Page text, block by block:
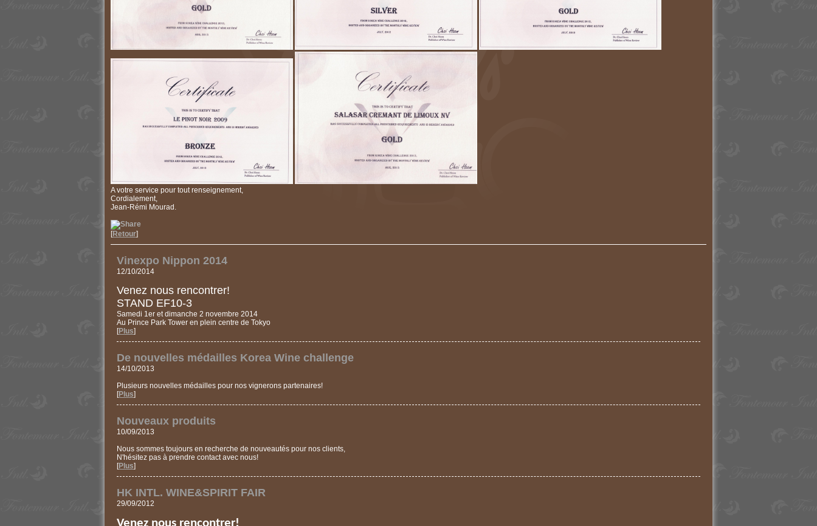
A votre service pour tout renseignement,
Cordialement,
Jean-Rémi Mourad.
[Retour]
Vinexpo Nippon 2014
12/10/2014
Venez nous rencontrer!
STAND EF10-3
Samedi 1er et dimanche 2 novembre 2014
Au Prince Park Tower en plein centre de Tokyo
[Plus]
De nouvelles médailles Korea Wine challenge
14/10/2013
Plusieurs nouvelles médailles pour nos vignerons partenaires!
[Plus]
Nouveaux produits
10/09/2013
Nous sommes toujours en recherche de nouveautés pour nos clients,
N'hésitez pas à prendre contact avec nous!
[Plus]
HK INTL. WINE&SPIRIT FAIR
29/09/2012
Venez nous rencontrer!